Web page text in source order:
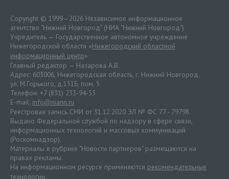
Copyright © 1999—2026 Независимое информационное
агентство "Нижний Новгород" (НИА "Нижний Новгород")
Учредитель — Государственное автономное учреждение
Нижегородской области «Нижегородский областной
информационный центр»
Главный редактор — Назарова А.В.
Адрес: 603006, Нижегородская область, г. Нижний Новгород.
ул. М.Горького, д.151Б, пом. 5
Телефон: +7 (831) 233-94-53
E-mail: info@niann.ru
Реестровая запись СМИ от 31.12.2020 ЭЛ № ФС 77 - 79798.
Выдано Федеральной службой по надзору в сфере связи,
информационных технологий и массовых коммуникаций
(Роскомнадзор).
Материалы в рубрике "Новости партнеров" размещаются на
правах рекламы.
На информационном ресурсе применяются рекомендательные
технологии.